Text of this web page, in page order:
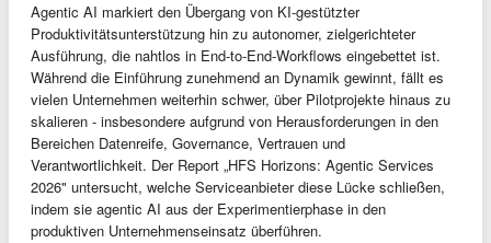
Agentic AI markiert den Übergang von KI‑gestützter
Produktivitätsunterstützung hin zu autonomer, zielgerichteter
Ausführung, die nahtlos in End‑to‑End‑Workflows eingebettet ist.
Während die Einführung zunehmend an Dynamik gewinnt, fällt es
vielen Unternehmen weiterhin schwer, über Pilotprojekte hinaus zu
skalieren - insbesondere aufgrund von Herausforderungen in den
Bereichen Datenreife, Governance, Vertrauen und
Verantwortlichkeit. Der Report „HFS Horizons: Agentic Services
2026" untersucht, welche Serviceanbieter diese Lücke schließen,
indem sie agentic AI aus der Experimentierphase in den
produktiven Unternehmenseinsatz überführen.